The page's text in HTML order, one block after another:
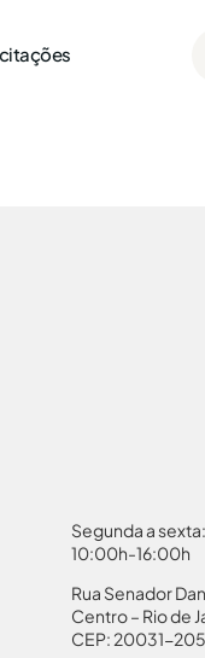
Segunda a sexta:
10:00h-16:00h
Rua Senador
Centro – Rio de
CEP: 20031-205